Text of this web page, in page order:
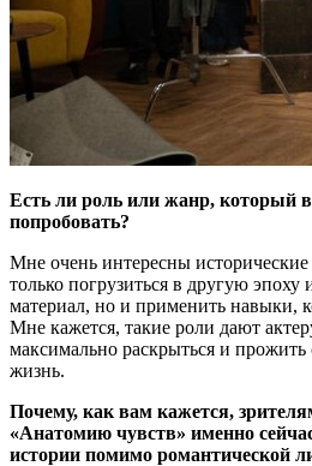
Есть ли роль или жанр, который
попробовать?
Мне очень интересны
только погрузиться в другую эпоху
материал, но и применить навыки,
Мне кажется, такие роли дают
максимально раскрыться и
жизнь.
Почему, как вам кажется,
«Анатомию чувств» именно
истории помимо романтической